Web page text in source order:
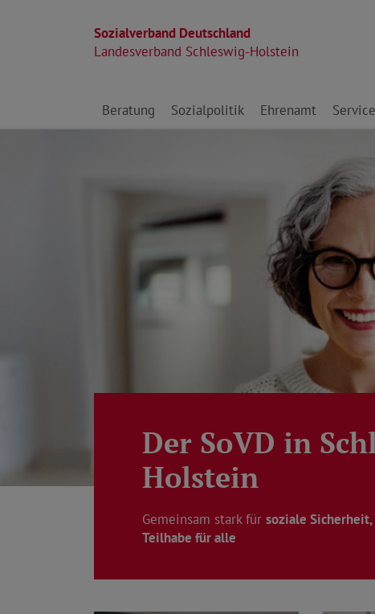
Sozialverband Deutschland
Landesverband Schleswig-Holstein
Direkt zu den Inhalten springen
Beratung Sozialpolitik Ehrenamt Service
Der SoVD in
Holstein
Gemeinsam stark für soziale
Teilhabe für alle